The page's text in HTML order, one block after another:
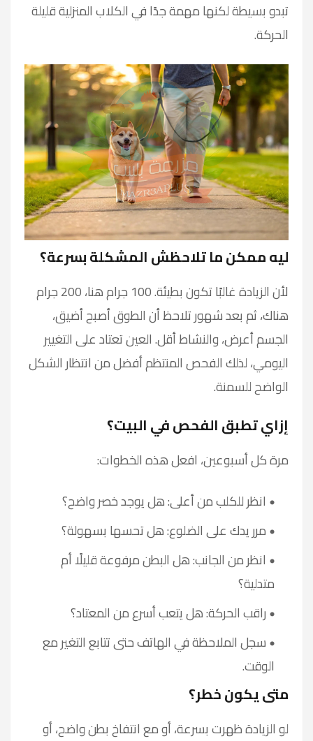
تبدو بسيطة لكنها مهمة جدًا في الكلاب المنزلية قليلة
الحركة.
ليه ممكن ما تلاحظش المشكلة بسرعة؟
لأن الزيادة غالبًا تكون بطيئة. 100 جرام هنا، 200 جرام
هناك، ثم بعد شهور تلاحظ أن الطوق أصبح أضيق،
الجسم أعرض، والنشاط أقل. العين تعتاد على التغيير
اليومي، لذلك الفحص المنتظم أفضل من انتظار الشكل
الواضح للسمنة.
إزاي تطبق الفحص في البيت؟
مرة كل أسبوعين، افعل هذه الخطوات:
انظر للكلب من أعلى: هل يوجد خصر واضح؟
مرر يدك على الضلوع: هل تحسها بسهولة؟
انظر من الجانب: هل البطن مرفوعة قليلًا أم
متدلية؟
راقب الحركة: هل يتعب أسرع من المعتاد؟
سجل الملاحظة في الهاتف حتى تتابع التغير مع
الوقت.
متى يكون خطر؟
لو الزيادة ظهرت بسرعة، أو مع انتفاخ بطن واضح، أو